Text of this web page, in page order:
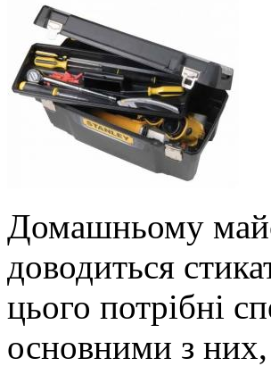
Домашньому
доводиться
цього потрібні
основними з них,